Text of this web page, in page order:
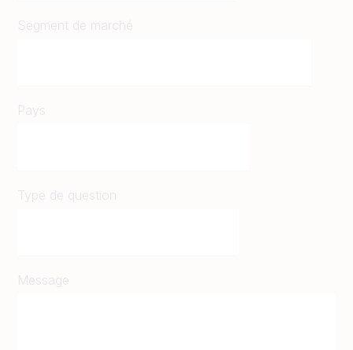
Segment de marché
Pays
Type de question
Message